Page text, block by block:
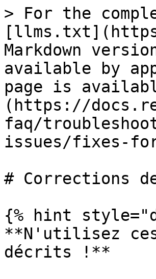
> For the
Markdown
available by
page is
(https://
faq/
issues/fixes-
# Corrections
{% hint
**N'utilisez
décrits !**